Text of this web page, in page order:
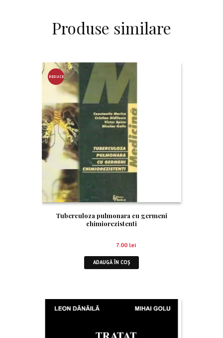
Produse similare
REDUCE
RE!
Tuberculoza pulmonara cu germeni
chimiorezistenti
7.00 lei
ADAUGĂ ÎN COȘ